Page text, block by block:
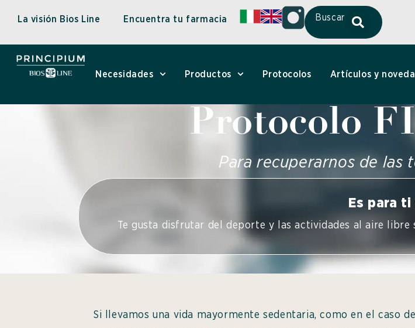
contenido
La visión Bios Line Encuentra tu farmacia Buscar
Necesidades Productos Protocolos Artículos y
Protocolo
Para recuperarnos de las
Es para
Te gusta disfrutar del deporte y las actividades al aire
Si llevamos una vida mayormente sedentaria, como en el caso